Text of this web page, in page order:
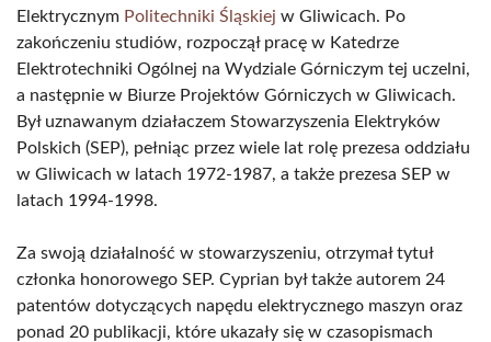
Elektrycznym Politechniki Śląskiej w Gliwicach. Po
zakończeniu studiów, rozpoczął pracę w Katedrze
Elektrotechniki Ogólnej na Wydziale Górniczym tej uczelni,
a następnie w Biurze Projektów Górniczych w Gliwicach.
Był uznawanym działaczem Stowarzyszenia Elektryków
Polskich (SEP), pełniąc przez wiele lat rolę prezesa oddziału
w Gliwicach w latach 1972-1987, a także prezesa SEP w
latach 1994-1998.
Za swoją działalność w stowarzyszeniu, otrzymał tytuł
członka honorowego SEP. Cyprian był także autorem 24
patentów dotyczących napędu elektrycznego maszyn oraz
ponad 20 publikacji, które ukazały się w czasopismach